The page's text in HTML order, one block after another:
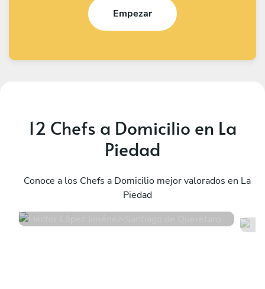
Empezar
12 Chefs a Domicilio en La
Piedad
Conoce a los Chefs a Domicilio mejor valorados en La
Piedad
Santiago de Querétaro
52 servicios